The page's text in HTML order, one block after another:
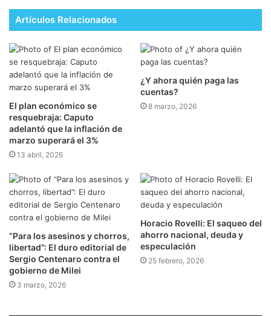
Artículos Relacionados
El plan económico se
resquebraja: Caputo
adelantó que la inflación de
marzo superará el 3%
13 abril, 2026
¿Y ahora quién paga las
cuentas?
8 marzo, 2026
“Para los asesinos y chorros,
libertad”: El duro editorial de
Sergio Centenaro contra el
gobierno de Milei
3 marzo, 2026
Horacio Rovelli: El saqueo del
ahorro nacional, deuda y
especulación
25 febrero, 2026